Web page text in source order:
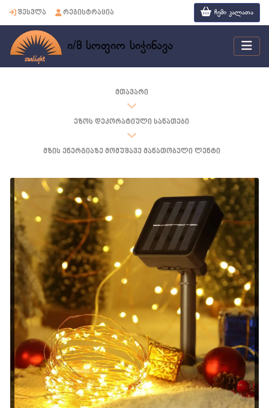
შესვლა რეგისტრაცია ჩემი კალათა
ი/მ სოფიო სიჭინავა
მთავარი
ეზოს დეკორატიული სანათები
მზის ენერგიაზე მომუშავე მანათობელი ლენტი